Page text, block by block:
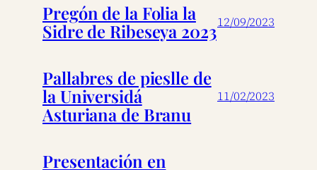
Pregón de la Folia la
Sidre de Ribeseya 202312/09/2023
Pallabres de pieslle de
la Universidá
Asturiana de Branu
11/02/2023
Presentación en